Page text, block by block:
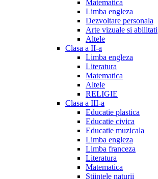
Matematica
Limba engleza
Dezvoltare personala
Arte vizuale si abilitati
Altele
Clasa a II-a
Limba engleza
Literatura
Matematica
Altele
RELIGIE
Clasa a III-a
Educatie plastica
Educatie civica
Educatie muzicala
Limba engleza
Limba franceza
Literatura
Matematica
Stiintele naturii